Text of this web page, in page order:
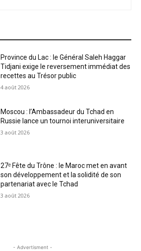
Province du Lac : le Général Saleh Haggar
Tidjani exige le reversement immédiat des
recettes au Trésor public
4 août 2026
Moscou : l’Ambassadeur du Tchad en
Russie lance un tournoi interuniversitaire
3 août 2026
27ᵉ Fête du Trône : le Maroc met en avant
son développement et la solidité de son
partenariat avec le Tchad
3 août 2026
- Advertisment -